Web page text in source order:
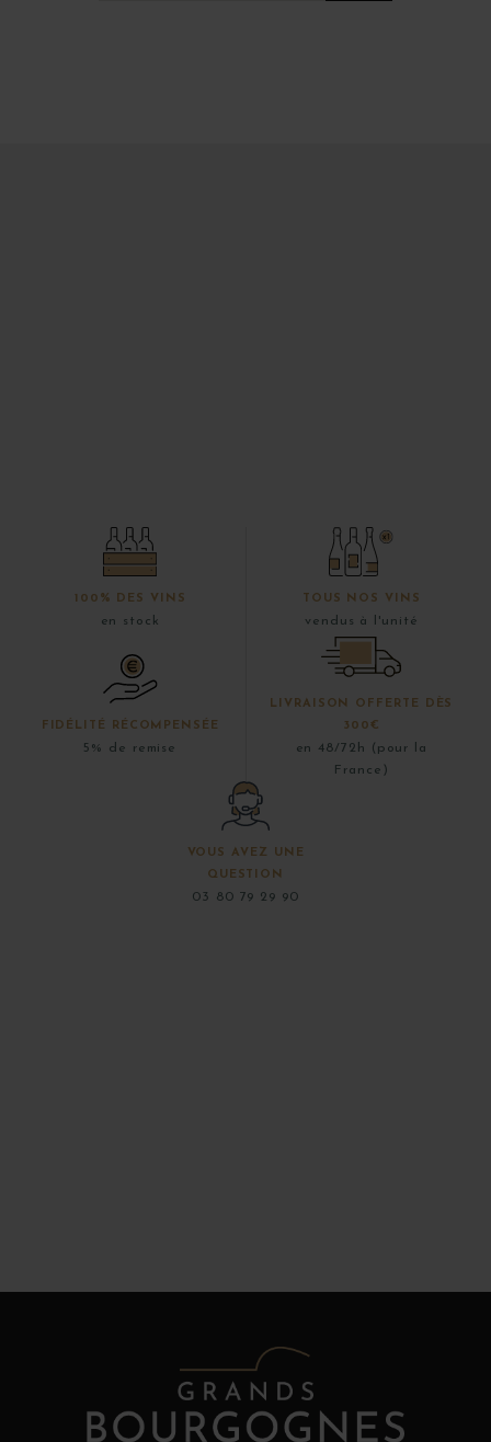
100% DES VINS
en stock
TOUS NOS VINS
vendus à l'unité
FIDÉLITÉ RÉCOMPENSÉE
5% de remise
LIVRAISON OFFERTE DÈS
300€
en 48/72h (pour la
France)
VOUS AVEZ UNE
QUESTION
03 80 79 29 90